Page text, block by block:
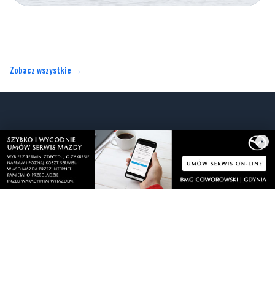
Zobacz wszystkie →
Artykuły
Wiadomości
Sport
Kultura
Informacje
O portalu
Kontakt
Regulamin
×